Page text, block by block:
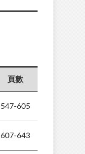
頁數
547-605
607-643